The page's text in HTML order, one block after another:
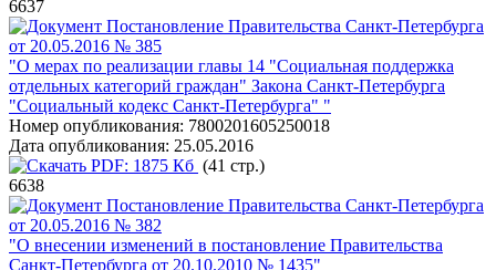
6637
Постановление Правительства Санкт-Петербурга
от 20.05.2016 № 385
"О мерах по реализации главы 14 "Социальная поддержка
отдельных категорий граждан" Закона Санкт-Петербурга
"Социальный кодекс Санкт-Петербурга" "
Номер опубликования: 7800201605250018
Дата опубликования: 25.05.2016
PDF: 1875 Кб (41 стр.)
6638
Постановление Правительства Санкт-Петербурга
от 20.05.2016 № 382
"О внесении изменений в постановление Правительства
Санкт-Петербурга от 20.10.2010 № 1435"